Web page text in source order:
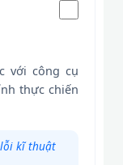
với công cụ
thực chiến
kĩ thuật